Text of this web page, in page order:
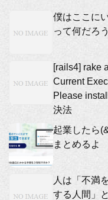
僕はここに
って何だろ
[rails4] rake
Current
Please
決法
起業したら
まとめるよ
人は「不満
する人間」